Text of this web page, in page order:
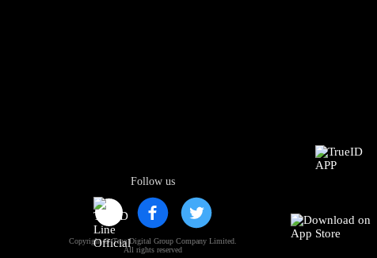
Follow us
Copyright © True Digital Group Company Limited.
All rights reserved